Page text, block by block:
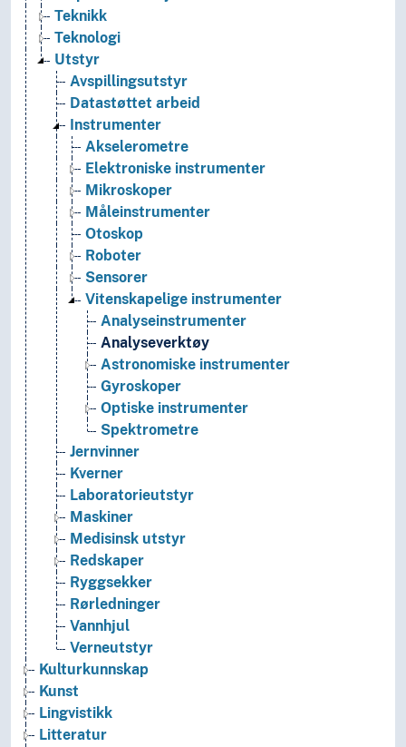
Teknikk
Teknologi
Utstyr
Avspillingsutstyr
Datastøttet arbeid
Instrumenter
Akselerometre
Elektroniske instrumenter
Mikroskoper
Måleinstrumenter
Otoskop
Roboter
Sensorer
Vitenskapelige instrumenter
Analyseinstrumenter
Analyseverktøy
Astronomiske instrumenter
Gyroskoper
Optiske instrumenter
Spektrometre
Jernvinner
Kverner
Laboratorieutstyr
Maskiner
Medisinsk utstyr
Redskaper
Ryggsekker
Rørledninger
Vannhjul
Verneutstyr
Kulturkunnskap
Kunst
Lingvistikk
Litteratur